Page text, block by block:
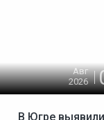
Авг
2026
В Югре